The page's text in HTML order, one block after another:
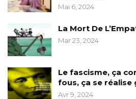
Mai 6, 2024
La Mort De
Mar 23, 2024
Le fascisme, ça
fous, ça se réalise
Avr 9, 2024